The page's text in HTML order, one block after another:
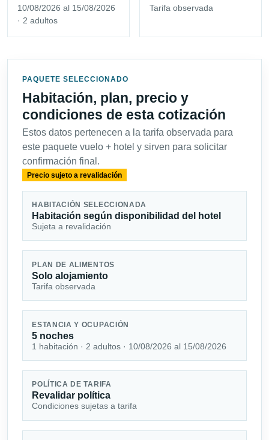
10/08/2026 al 15/08/2026
· 2 adultos
Tarifa observada
PAQUETE SELECCIONADO
Habitación, plan, precio y
condiciones de esta cotización
Estos datos pertenecen a la tarifa observada para
este paquete vuelo + hotel y sirven para solicitar
confirmación final.
Precio sujeto a revalidación
HABITACIÓN SELECCIONADA
Habitación según disponibilidad del hotel
Sujeta a revalidación
PLAN DE ALIMENTOS
Solo alojamiento
Tarifa observada
ESTANCIA Y OCUPACIÓN
5 noches
1 habitación · 2 adultos · 10/08/2026 al 15/08/2026
POLÍTICA DE TARIFA
Revalidar política
Condiciones sujetas a tarifa